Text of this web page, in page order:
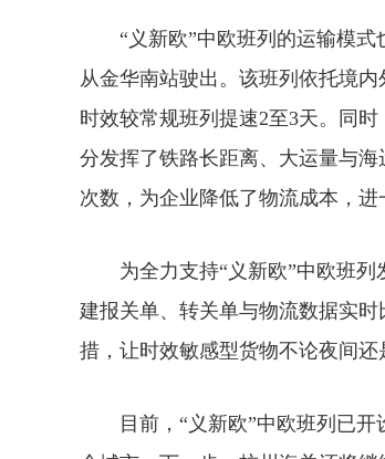
“义新欧”中欧班列的运输模式
从金华南站驶出。该班列依托境
时效较常规班列提速2至3天。同
分发挥了铁路长距离、大运量与
次数，为企业降低了物流成本，进
为全力支持“义新欧”中欧班列
建报关单、转关单与物流数据实
措，让时效敏感型货物不论夜间还
目前，“义新欧”中欧班列已开